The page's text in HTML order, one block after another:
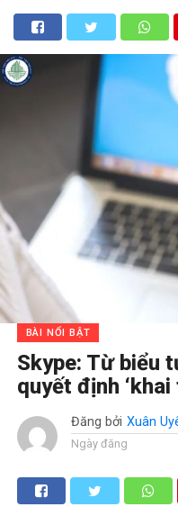
BÀI NỔI BẬT
Skype: Từ biểu
quyết định
Đăng bởi Xuân
Ngày đăng